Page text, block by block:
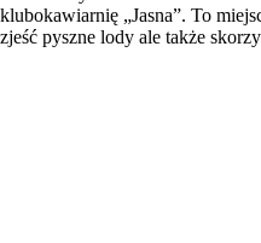
klubokawiarnię „Jasna”. To
zjeść pyszne lody ale także